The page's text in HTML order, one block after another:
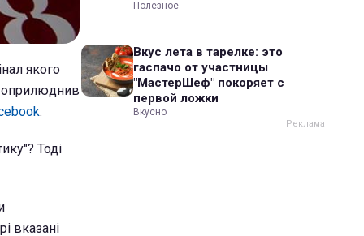
якого
оприлюднив
.
Тоді
вказані
Полезное
Вкус лета в тарелке: это
гаспачо от участницы
"МастерШеф" покоряет с
первой ложки
Вкусно